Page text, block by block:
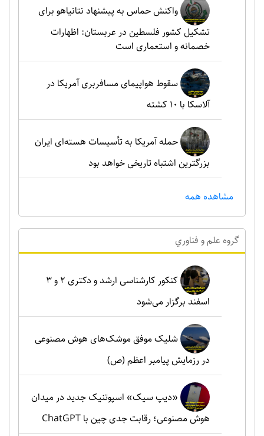
واکنش حماس به پیشنهاد نتانیاهو برای
تشکیل کشور فلسطین در عربستان: اظهارات
خصمانه و استعماری است
سقوط هواپیمای مسافربری آمریکا در
آلاسکا با ۱۰ کشته
حمله آمریکا به تأسیسات هسته‌ای ایران
بزرگترین اشتباه تاریخی خواهد بود
مشاهده همه
گروه علم و فناوري
کنکور کارشناسی ارشد و دکتری ۲ و ۳
اسفند برگزار می‌شود
شلیک موفق موشک‌های هوش مصنوعی
در رزمایش پیامبر اعظم (ص)
«دیپ سیک» اسپوتنیک جدید در میدان
هوش مصنوعی؛ رقابت جدی چین با ChatGPT